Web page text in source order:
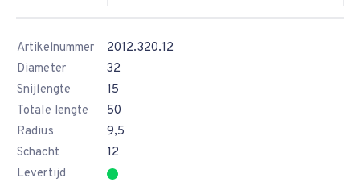
Artikelnummer
2012.320.12
Diameter
32
Snijlengte
15
Totale lengte
50
Radius
9,5
Schacht
12
Levertijd